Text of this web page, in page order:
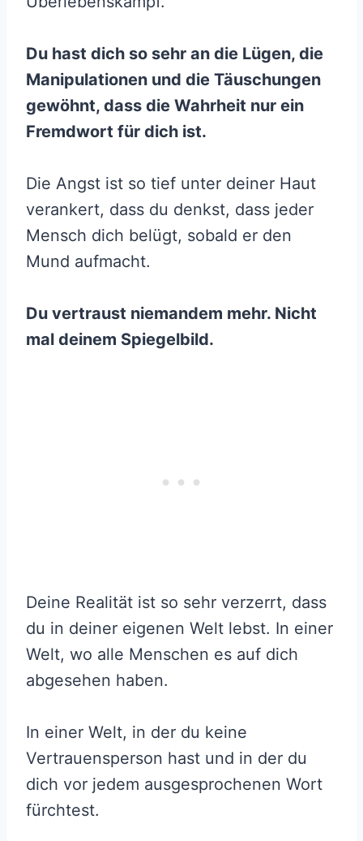
Du hast dich so sehr an die Lügen, die
Manipulationen und die Täuschungen
gewöhnt, dass die Wahrheit nur ein
Fremdwort für dich ist.
Die Angst ist so tief unter deiner Haut
verankert, dass du denkst, dass jeder
Mensch dich belügt, sobald er den
Mund aufmacht.
Du vertraust niemandem mehr. Nicht
mal deinem Spiegelbild.
Deine Realität ist so sehr verzerrt, dass
du in deiner eigenen Welt lebst. In einer
Welt, wo alle Menschen es auf dich
abgesehen haben.
In einer Welt, in der du keine
Vertrauensperson hast und in der du
dich vor jedem ausgesprochenen Wort
fürchtest.